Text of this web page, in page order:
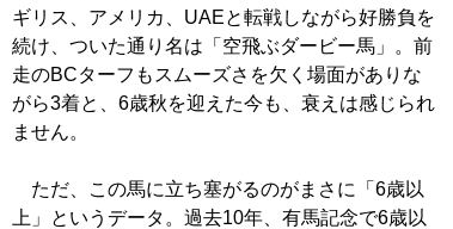
ギリス、アメリカ、UAEと転戦しながら好勝負を
続け、ついた通り名は「空飛ぶダービー馬」。前
走のBCターフもスムーズさを欠く場面がありな
がら3着と、6歳秋を迎えた今も、衰えは感じられ
ません。
ただ、この馬に立ち塞がるのがまさに「6歳以
上」というデータ。過去10年、有馬記念で6歳以